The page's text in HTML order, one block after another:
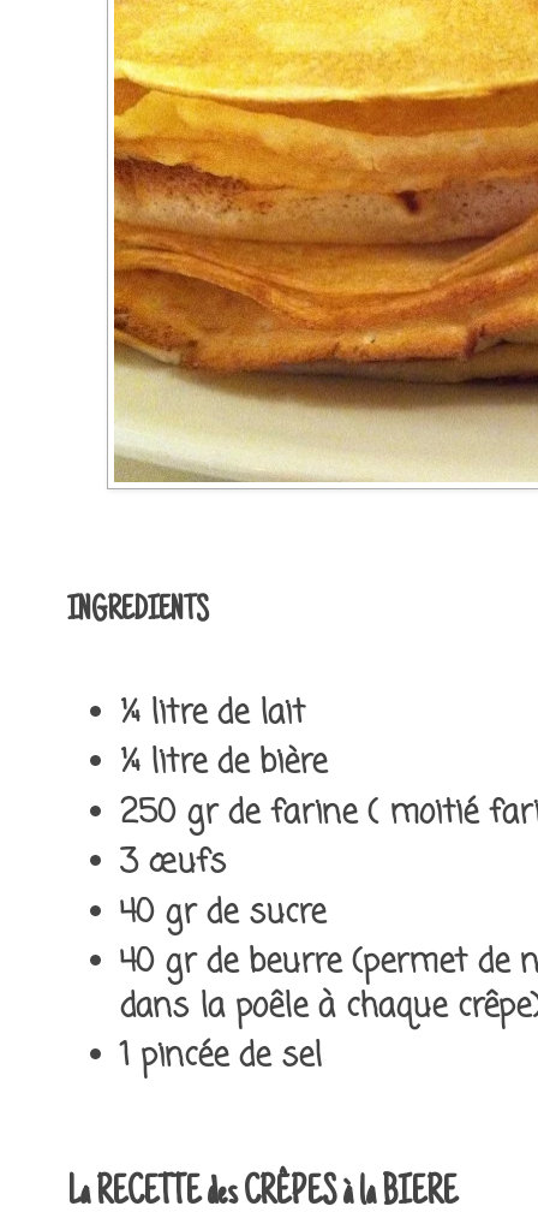
INGREDIENTS
¼ litre de lait
¼ litre de bière
250 gr de farine ( moitié
3 œufs
40 gr de sucre
40 gr de beurre (permet de
dans la poêle à chaque
1 pincée de sel
La RECETTE des CRÊPES à la BIERE